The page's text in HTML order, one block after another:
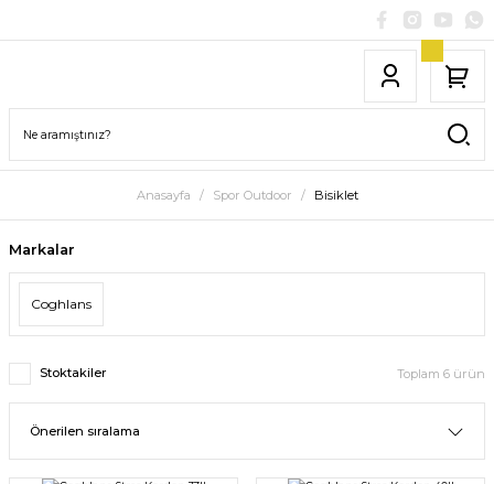
Anasayfa Spor Outdoor Bisiklet
Markalar
Coghlans
Stoktakiler Toplam 6 ürün